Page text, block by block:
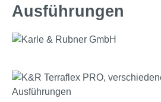
Ausführungen
Bildergalerie überspringen